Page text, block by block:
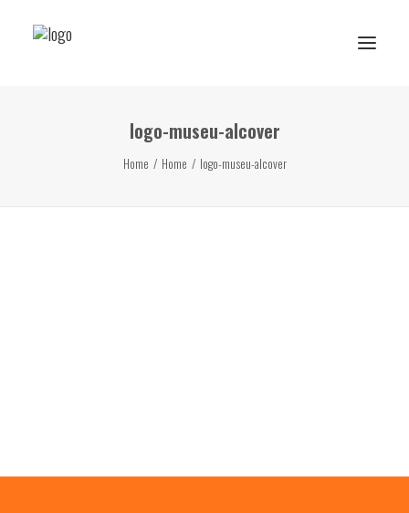
Reserva de rutes i experièncieslogo-museu-alcover
Home Home logo-museu-alcover